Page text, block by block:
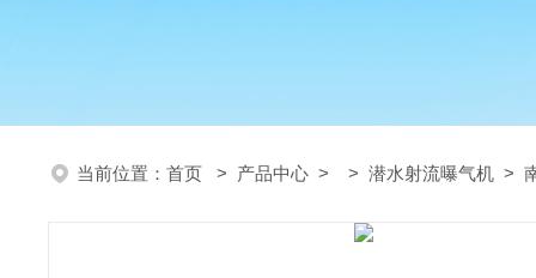
当前位置： 首页 > 产品中心 > > 潜水射流曝气机 >